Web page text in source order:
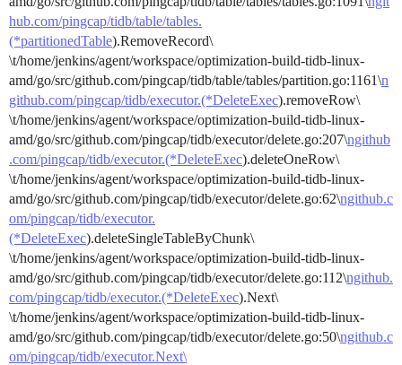
hub.com/pingcap/tidb/table/tables.
(*partitionedTable).RemoveRecord\
\t/home/jenkins/agent/workspace/optimization-build-tidb-linux-
amd/go/src/github.com/pingcap/tidb/table/tables/partition.go:1161\n
github.com/pingcap/tidb/executor.(*DeleteExec).removeRow\
\t/home/jenkins/agent/workspace/optimization-build-tidb-linux-
amd/go/src/github.com/pingcap/tidb/executor/delete.go:207\ngithub
.com/pingcap/tidb/executor.(*DeleteExec).deleteOneRow\
\t/home/jenkins/agent/workspace/optimization-build-tidb-linux-
amd/go/src/github.com/pingcap/tidb/executor/delete.go:62\ngithub.c
om/pingcap/tidb/executor.
(*DeleteExec).deleteSingleTableByChunk\
\t/home/jenkins/agent/workspace/optimization-build-tidb-linux-
amd/go/src/github.com/pingcap/tidb/executor/delete.go:112\ngithub.
com/pingcap/tidb/executor.(*DeleteExec).Next\
\t/home/jenkins/agent/workspace/optimization-build-tidb-linux-
amd/go/src/github.com/pingcap/tidb/executor/delete.go:50\ngithub.c
om/pingcap/tidb/executor.Next\